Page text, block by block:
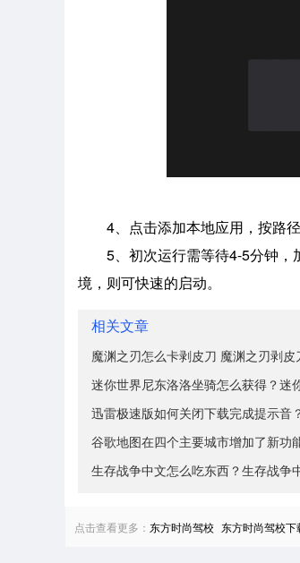
4、点击添加本地应用，按路
5、初次运行需等待4-5分钟，
境，则可快速的启动。
相关文章
魔渊之刃怎么卡剥皮刀 魔渊之刃剥
谷歌地图在四个主要城市增加了新功
点击查看更多： 东方时尚驾校 东方时尚驾校下